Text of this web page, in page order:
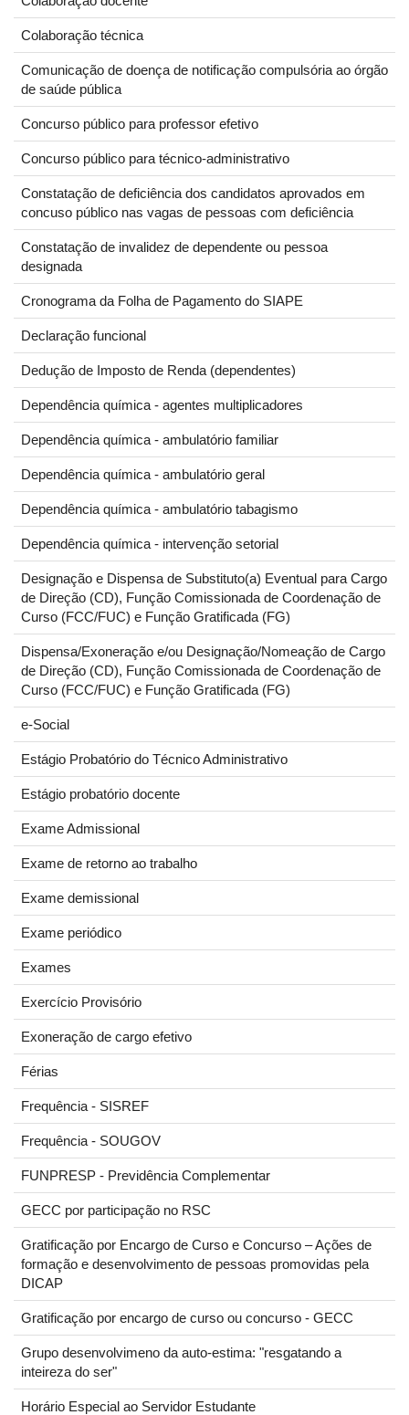
Colaboração técnica
Comunicação de doença de notificação compulsória ao órgão
de saúde pública
Concurso público para professor efetivo
Concurso público para técnico-administrativo
Constatação de deficiência dos candidatos aprovados em
concuso público nas vagas de pessoas com deficiência
Constatação de invalidez de dependente ou pessoa
designada
Cronograma da Folha de Pagamento do SIAPE
Declaração funcional
Dedução de Imposto de Renda (dependentes)
Dependência química - agentes multiplicadores
Dependência química - ambulatório familiar
Dependência química - ambulatório geral
Dependência química - ambulatório tabagismo
Dependência química - intervenção setorial
Designação e Dispensa de Substituto(a) Eventual para Cargo
de Direção (CD), Função Comissionada de Coordenação de
Curso (FCC/FUC) e Função Gratificada (FG)
Dispensa/Exoneração e/ou Designação/Nomeação de Cargo
de Direção (CD), Função Comissionada de Coordenação de
Curso (FCC/FUC) e Função Gratificada (FG)
e-Social
Estágio Probatório do Técnico Administrativo
Estágio probatório docente
Exame Admissional
Exame de retorno ao trabalho
Exame demissional
Exame periódico
Exames
Exercício Provisório
Exoneração de cargo efetivo
Férias
Frequência - SISREF
Frequência - SOUGOV
FUNPRESP - Previdência Complementar
GECC por participação no RSC
Gratificação por Encargo de Curso e Concurso – Ações de
formação e desenvolvimento de pessoas promovidas pela
DICAP
Gratificação por encargo de curso ou concurso - GECC
Grupo desenvolvimeno da auto-estima: "resgatando a
inteireza do ser"
Horário Especial ao Servidor Estudante